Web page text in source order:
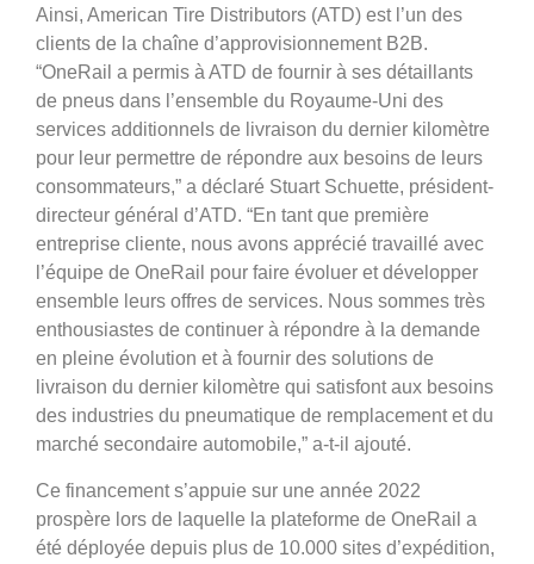
Ainsi, American Tire Distributors (ATD) est l’un des
clients de la chaîne d’approvisionnement B2B.
“OneRail a permis à ATD de fournir à ses détaillants
de pneus dans l’ensemble du Royaume-Uni des
services additionnels de livraison du dernier kilomètre
pour leur permettre de répondre aux besoins de leurs
consommateurs,” a déclaré Stuart Schuette, président-
directeur général d’ATD. “En tant que première
entreprise cliente, nous avons apprécié travaillé avec
l’équipe de OneRail pour faire évoluer et développer
ensemble leurs offres de services. Nous sommes très
enthousiastes de continuer à répondre à la demande
en pleine évolution et à fournir des solutions de
livraison du dernier kilomètre qui satisfont aux besoins
des industries du pneumatique de remplacement et du
marché secondaire automobile,” a-t-il ajouté.
Ce financement s’appuie sur une année 2022
prospère lors de laquelle la plateforme de OneRail a
été déployée depuis plus de 10.000 sites d’expédition,